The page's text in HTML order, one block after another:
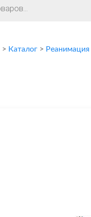
> Каталог > Реанимация